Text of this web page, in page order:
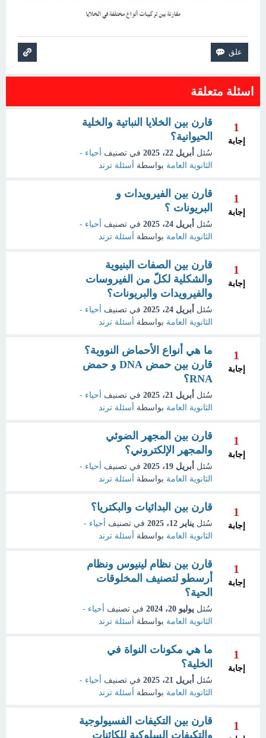
اسئلة متعلقة
1
إجابة
قارن بين الخلايا النباتية والخلية
الحيوانية؟
سُئل أبريل 22، 2025 في تصنيف
أحياء -
الثانوية العامة بواسطة أسئلة ترند
1
إجابة
قارن بين الفيرويدات و
البريونات ؟
سُئل أبريل 24، 2025 في تصنيف
أحياء -
الثانوية العامة بواسطة أسئلة ترند
1
إجابة
قارن بين الصفات البنيوية
والشكلية لكلّ من الفيروسات
والفيرويدات والبريونات؟
سُئل أبريل 24، 2025 في تصنيف
أحياء -
الثانوية العامة بواسطة أسئلة ترند
1
إجابة
ما هي أنواع الأحماض النووية؟
قارن بين حمض DNA و حمض
RNA؟
سُئل أبريل 21، 2025 في تصنيف
أحياء -
الثانوية العامة بواسطة أسئلة ترند
1
إجابة
قارن بين المجهر الضوئي
والمجهر الإلكتروني؟
سُئل أبريل 19، 2025 في تصنيف
أحياء -
الثانوية العامة بواسطة أسئلة ترند
1
إجابة
قارن بين البدائيات والبكتريا؟
سُئل يناير 12، 2025 في تصنيف
أحياء -
الثانوية العامة بواسطة أسئلة ترند
1
إجابة
قارن بين نظام لينيوس ونظام
أرسطو لتصنيف المخلوقات
الحية؟
سُئل يوليو 20، 2024 في تصنيف
أحياء -
الثانوية العامة بواسطة أسئلة ترند
1
إجابة
ما هي مكونات النواة في
الخلية؟
سُئل أبريل 21، 2025 في تصنيف
أحياء -
الثانوية العامة بواسطة أسئلة ترند
1
قارن بين التكيفات الفسيولوجية
والتكيفات السلوكية للكائنات